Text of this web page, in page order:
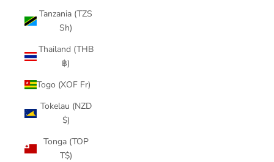
Tanzania (TZS
Sh)
Thailand (THB
฿)
Togo (XOF Fr)
Tokelau (NZD
$)
Tonga (TOP
T$)